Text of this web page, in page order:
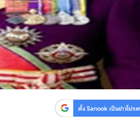
ตั้ง Sanook เป็นข่าวโปร